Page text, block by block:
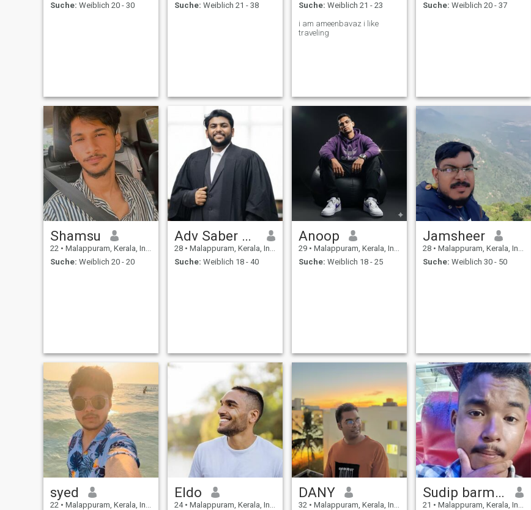
Suche: Weiblich 20 - 30
Suche: Weiblich 21 - 38
Suche: Weiblich 21 - 23
i am ameenbavaz i like
traveling
Suche: Weiblich 20 - 37
Shamsu
22 • Malappuram, Kerala, Indien
Suche: Weiblich 20 - 20
Adv Saber Khan K
28 • Malappuram, Kerala, Indien
Suche: Weiblich 18 - 40
Anoop
29 • Malappuram, Kerala, Indien
Suche: Weiblich 18 - 25
Jamsheer
28 • Malappuram, Kerala, Indien
Suche: Weiblich 30 - 50
syed
22 • Malappuram, Kerala, Indien
Eldo
24 • Malappuram, Kerala, Indien
DANY
32 • Malappuram, Kerala, Indien
Sudip barman
21 • Malappuram, Kerala, Indien